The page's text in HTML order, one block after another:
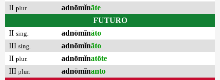
II plur. adnōmĭnāte
FUTURO
II sing. adnōmĭnāto
III sing. adnōmĭnāto
II plur. adnōmĭnatōte
III plur. adnōmĭnanto